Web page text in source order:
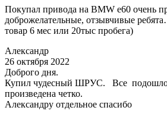
Покупал привода на BMW e60 очень
доброжелательные, отзывчивые
товар 6 мес или 20тыс пробега)
Александр
26 октября 2022
Доброго дня.
Купил чудесный ШРУС. Все подошло
произведена четко.
Александру отдельное спасибо